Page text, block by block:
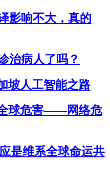
影响不大，真的
治病人了吗？
坡人工智能之路
球危害——网络危
是维系全球命运共